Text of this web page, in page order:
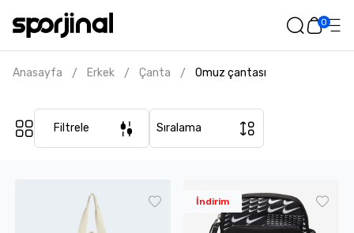
0
Anasayfa / Erkek / Çanta / Omuz çantası
Filtrele Sıralama
İndirim